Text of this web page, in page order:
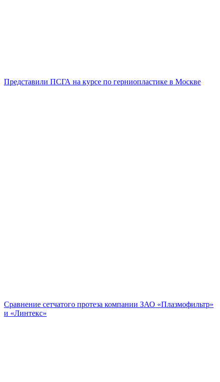
Представили ПСГА на курсе по герниопластике в Москве
Сравнение сетчатого протеза компании ЗАО «Плазмофильтр»
и «Линтекс»